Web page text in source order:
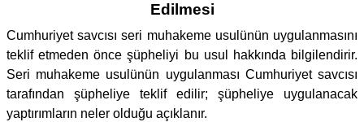
Edilmesi
Cumhuriyet savcısı seri muhakeme usulünün uygulanmasını
teklif etmeden önce şüpheliyi bu usul hakkında bilgilendirir.
Seri muhakeme usulünün uygulanması Cumhuriyet savcısı
tarafından şüpheliye teklif edilir; şüpheliye uygulanacak
yaptırımların neler olduğu açıklanır.